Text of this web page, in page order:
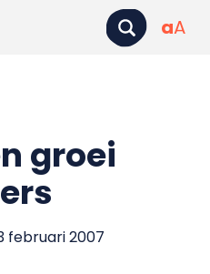
aA
groei
februari 2007